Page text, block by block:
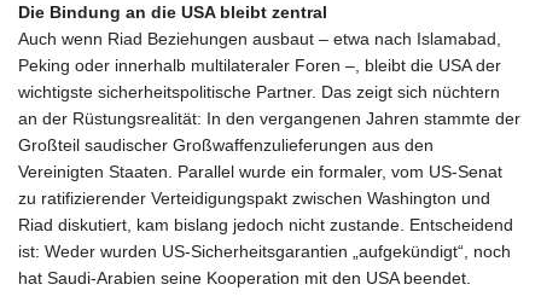
20580.370421
ILS 3.468234
IMP 0.857252
INR 110.076256
IQD
1509.981237
IRR
1590322.371805
ISK 142.598215
JEP 0.857252
JMD 183.057725
Die Bindung an die USA bleibt zentral
Auch wenn Riad Beziehungen ausbaut – etwa nach Islamabad,
Peking oder innerhalb multilateraler Foren –, bleibt die USA der
wichtigste sicherheitspolitische Partner. Das zeigt sich nüchtern
an der Rüstungsrealität: In den vergangenen Jahren stammte der
Großteil saudischer Großwaffenzulieferungen aus den
Vereinigten Staaten. Parallel wurde ein formaler, vom US‑Senat
zu ratifizierender Verteidigungspakt zwischen Washington und
Riad diskutiert, kam bislang jedoch nicht zustande. Entscheidend
ist: Weder wurden US‑Sicherheitsgarantien „aufgekündigt“, noch
hat Saudi‑Arabien seine Kooperation mit den USA beendet.